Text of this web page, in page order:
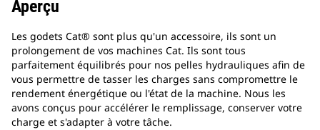
Aperçu
Les godets Cat® sont plus qu'un accessoire, ils sont un
prolongement de vos machines Cat. Ils sont tous
parfaitement équilibrés pour nos pelles hydrauliques afin de
vous permettre de tasser les charges sans compromettre le
rendement énergétique ou l'état de la machine. Nous les
avons conçus pour accélérer le remplissage, conserver votre
charge et s'adapter à votre tâche.